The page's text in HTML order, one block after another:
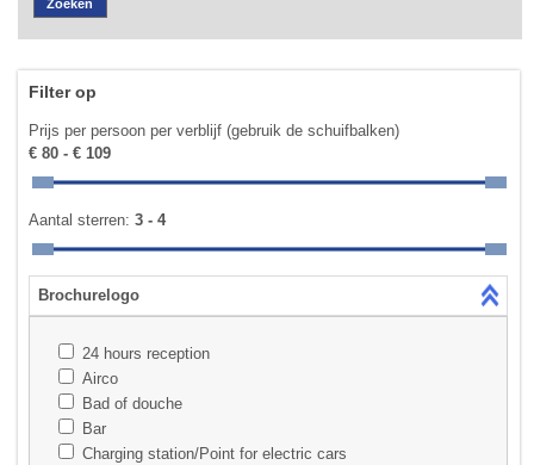
Filter op
Prijs per persoon per verblijf (gebruik de schuifbalken)
€ 80 - € 109
Aantal sterren:3 - 4
Brochurelogo
24 hours reception
Airco
Bad of douche
Bar
Charging station/Point for electric cars